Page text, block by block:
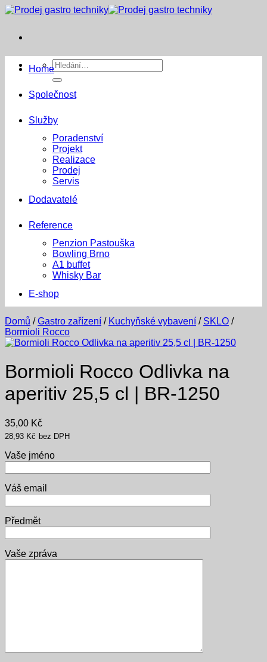
Přeskočit
Hledat:
Home
Společnost
Služby
Poradenství
Projekt
Realizace
Prodej
Servis
Dodavatelé
Reference
Penzion Pastouška
Bowling Brno
A1 buffet
Whisky Bar
E-shop
Domů / Gastro zařízení / Kuchyňské vybavení / SKLO /
Bormioli Rocco
Bormioli Rocco Odlivka na
aperitiv 25,5 cl | BR-1250
35,00 Kč
28,93 Kč bez DPH
Vaše jméno
Váš email
Předmět
Vaše zpráva